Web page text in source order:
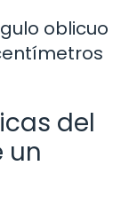
oblicuo
del
un